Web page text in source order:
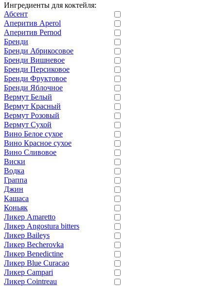
Ингредиенты для коктейля:
Абсент
Аперитив Aperol
Аперитив Pernod
Бренди
Бренди Абрикосовое
Бренди Вишневое
Бренди Персиковое
Бренди Фруктовое
Бренди Яблочное
Вермут Белый
Вермут Красный
Вермут Розовый
Вермут Сухой
Вино Белое сухое
Вино Красное сухое
Вино Сливовое
Виски
Водка
Граппа
Джин
Кашаса
Коньяк
Ликер Amaretto
Ликер Angostura bitters
Ликер Baileys
Ликер Becherovka
Ликер Benedictine
Ликер Blue Curacao
Ликер Campari
Ликер Cointreau